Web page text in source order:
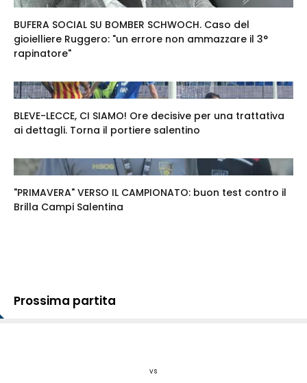
BUFERA SOCIAL SU BOMBER SCHWOCH. Caso del
gioielliere Ruggero: "un errore non ammazzare il 3°
rapinatore"
BLEVE-LECCE, CI SIAMO! Ore decisive per una trattativa
ai dettagli. Torna il portiere salentino
"PRIMAVERA" VERSO IL CAMPIONATO: buon test contro il
Brilla Campi Salentina
Prossima partita
vs